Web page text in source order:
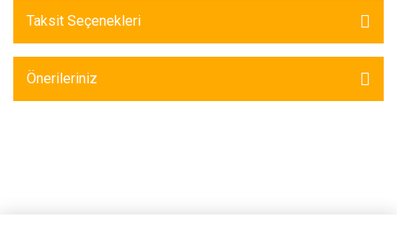
Taksit Seçenekleri
Önerileriniz